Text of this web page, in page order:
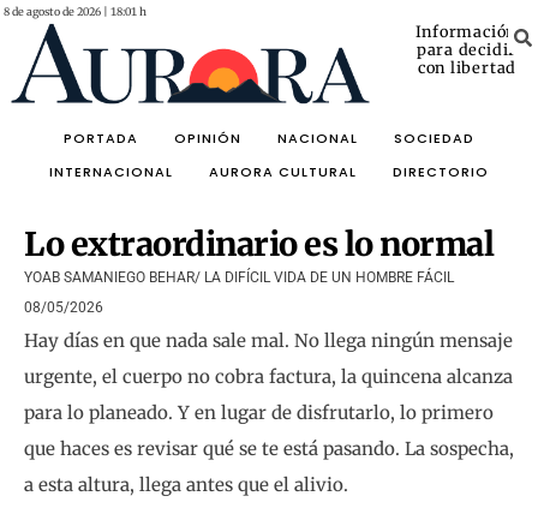
8 de agosto de 2026 | 18:01 h
Información
para decidir
con libertad
PORTADA OPINIÓN NACIONAL
SOCIEDAD
INTERNACIONAL
AURORA CULTURAL DIRECTORIO
Lo extraordinario es lo normal
YOAB SAMANIEGO BEHAR/ LA DIFÍCIL VIDA DE UN HOMBRE FÁCIL
08/05/2026
Hay días en que nada sale mal. No llega ningún mensaje
urgente, el cuerpo no cobra factura, la quincena alcanza
para lo planeado. Y en lugar de disfrutarlo, lo primero
que haces es revisar qué se te está pasando. La sospecha,
a esta altura, llega antes que el alivio.